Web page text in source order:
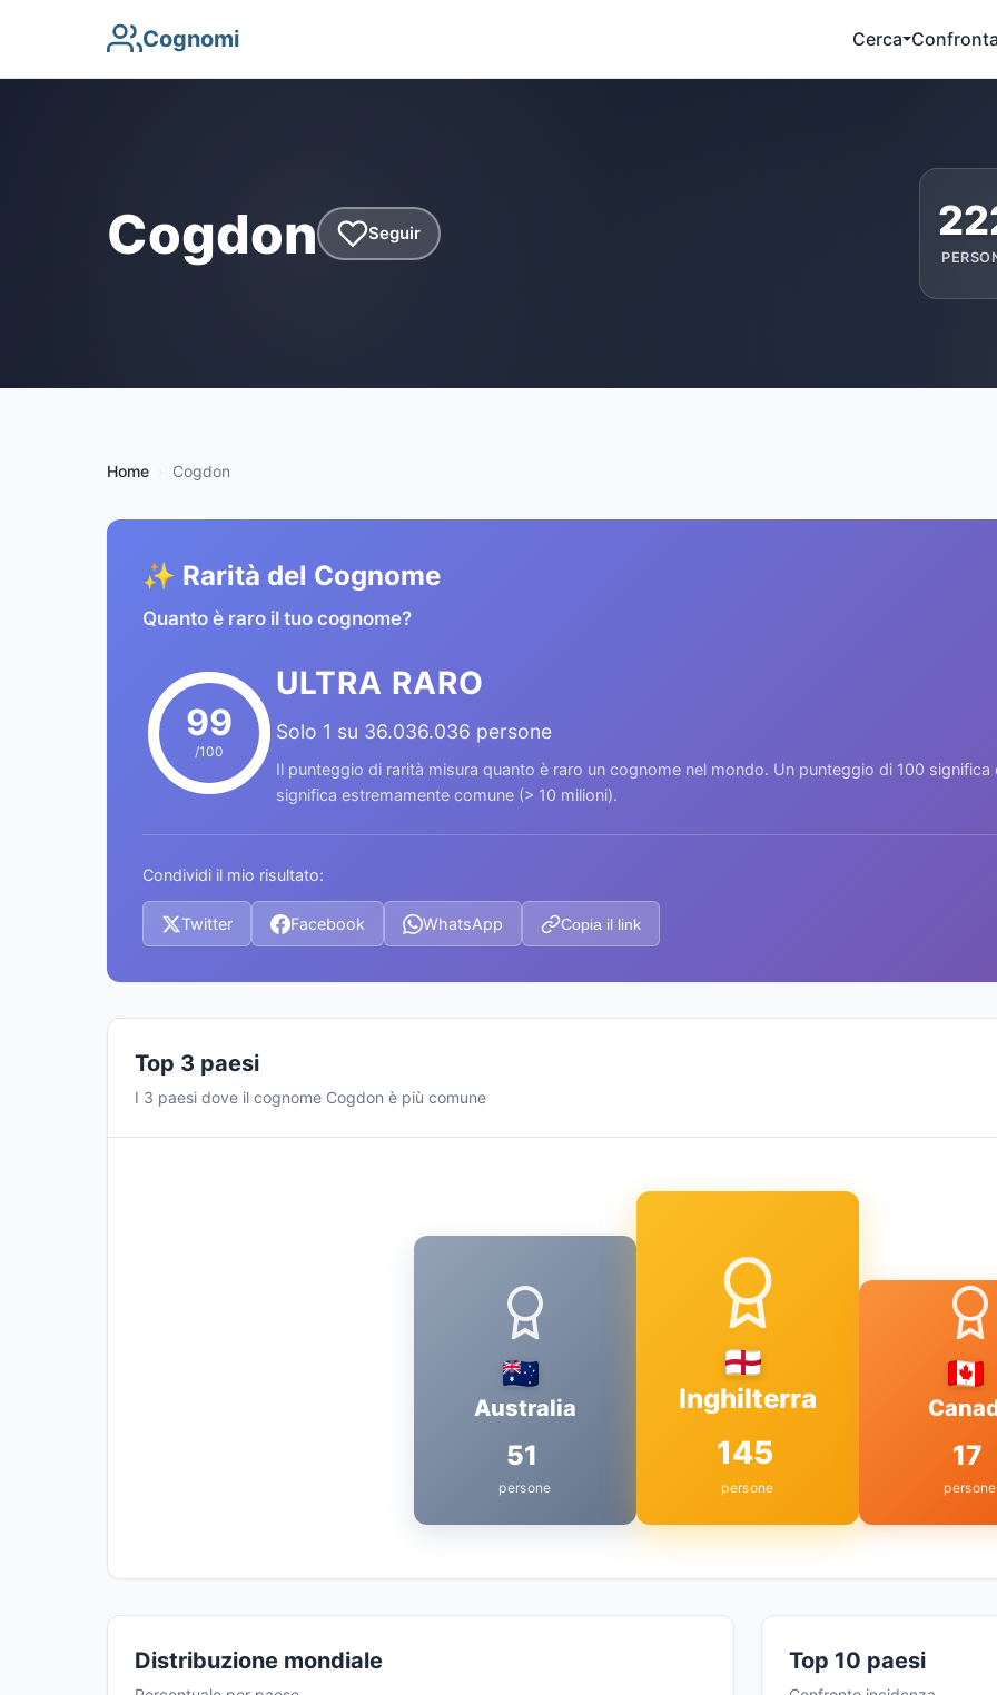
Cognomi Cerca
Cogdon Seguir
Home Cogdon
✨ Rarità del Cognome
Quanto è raro il tuo cognome?
99
/100
ULTRA RARO
Solo 1 su 36.036.036 persone
Il punteggio di rarità misura quanto è raro un cognome nel mondo. Un punteggio di 100
significa estremamente comune (> 10 milioni).
Condividi il mio risultato:
Twitter Facebook WhatsApp Copia il link
Top 3 paesi
I 3 paesi dove il cognome Cogdon è più comune
Australia
51
persone
Inghilterra
145
persone
17
persone
Distribuzione mondiale Top 10 paesi